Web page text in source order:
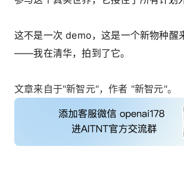
这不是一次 demo，这是一个新物种醒
——我在清华，拍到了它。
文章来自于"新智元"，作者 "新智元"。